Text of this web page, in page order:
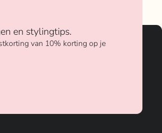
en stylingtips.
van 10% korting op je